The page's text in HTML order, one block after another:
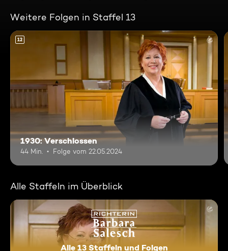
Weitere Folgen in Staffel 13
12
1930: Verschlossen
44 Min. Folge vom 22.05.2024
Alle Staffeln im Überblick
Alle 13 Staffeln und Folgen